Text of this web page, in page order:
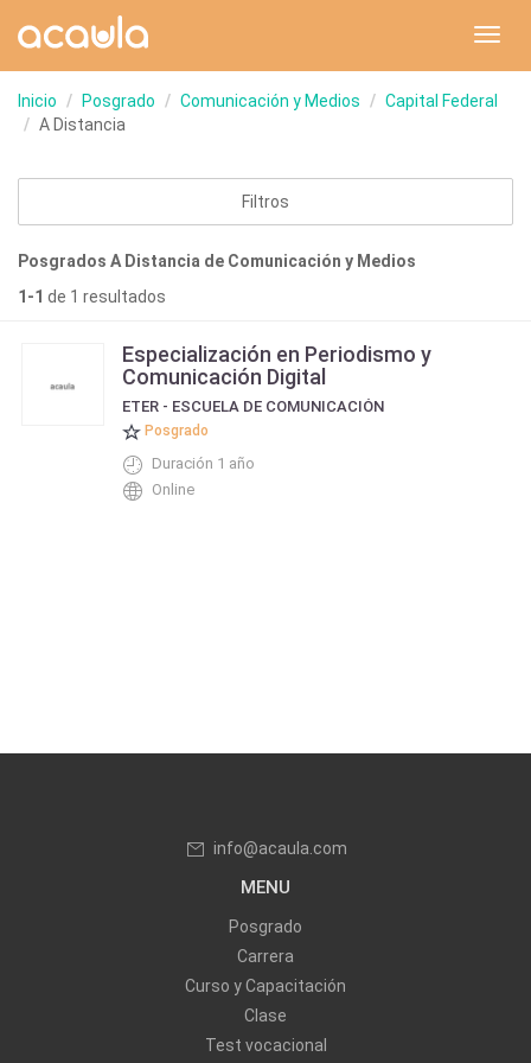
Inicio Posgrado Comunicación y Medios
Capital Federal
A Distancia
Filtros
Posgrados A Distancia de Comunicación y Medios
1-1 de 1 resultados
Especialización en Periodismo y
Comunicación Digital
ETER - ESCUELA DE COMUNICACIÓN
Posgrado
Duración 1 año
Online
info@acaula.com
MENU
Posgrado
Carrera
Curso y Capacitación
Clase
Test vocacional